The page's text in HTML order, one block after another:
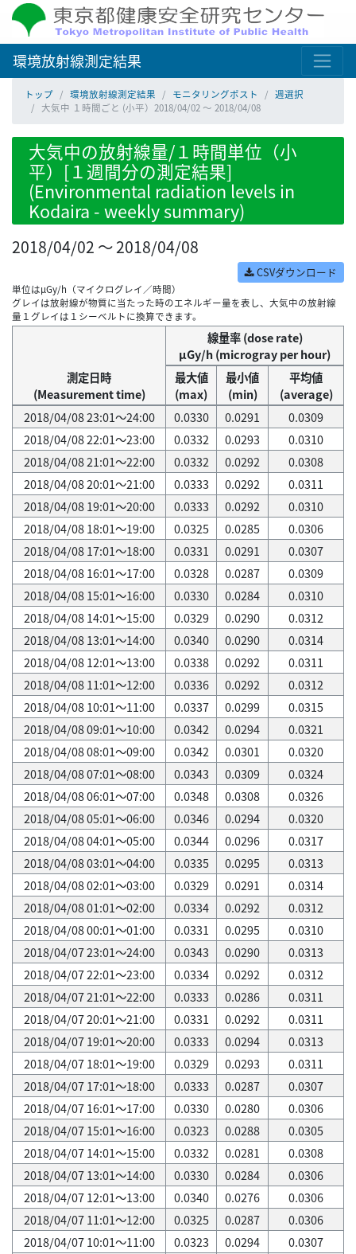
環境放射線測定結果
トップ 環境放射線測定結果 モニタリングポスト
週選択
大気中 １時間ごと (小平）2018/04/02 ～ 2018/04/08
大気中の放射線量/１時間単位（小
平）[１週間分の測定結果]
(Environmental radiation levels in
Kodaira - weekly summary)
2018/04/02 ～ 2018/04/08
CSVダウンロード
単位はμGy/h（マイクログレイ／時間）
グレイは放射線が物質に当たった時のエネルギー量を表し、大気中の放射線
量１グレイは１シーベルトに換算できます。
測定日時
(Measurement time)
線量率 (dose rate)
μGy/h (microgray per hour)
最大値
(max)
最小値
(min)
平均値
(average)
2018/04/08 23:01～24:00
0.0330 0.0291
0.0309
2018/04/08 22:01～23:00
0.0332 0.0293
0.0310
2018/04/08 21:01～22:00
0.0332 0.0292
0.0308
2018/04/08 20:01～21:00
0.0333 0.0292
0.0311
2018/04/08 19:01～20:00
0.0333 0.0292
0.0310
2018/04/08 18:01～19:00
0.0325 0.0285
0.0306
2018/04/08 17:01～18:00
0.0331 0.0291
0.0307
2018/04/08 16:01～17:00
0.0328 0.0287
0.0309
2018/04/08 15:01～16:00
0.0330 0.0284
0.0310
2018/04/08 14:01～15:00
0.0329 0.0290
0.0312
2018/04/08 13:01～14:00
0.0340 0.0290
0.0314
2018/04/08 12:01～13:00
0.0338 0.0292
0.0311
2018/04/08 11:01～12:00
0.0336 0.0292
0.0312
2018/04/08 10:01～11:00
0.0337 0.0299
0.0315
2018/04/08 09:01～10:00
0.0342 0.0294
0.0321
2018/04/08 08:01～09:00
0.0342 0.0301
0.0320
2018/04/08 07:01～08:00
0.0343 0.0309
0.0324
2018/04/08 06:01～07:00
0.0348 0.0308
0.0326
2018/04/08 05:01～06:00
0.0346 0.0294
0.0320
2018/04/08 04:01～05:00
0.0344 0.0296
0.0317
2018/04/08 03:01～04:00
0.0335 0.0295
0.0313
2018/04/08 02:01～03:00
0.0329 0.0291
0.0314
2018/04/08 01:01～02:00
0.0334 0.0292
0.0312
2018/04/08 00:01～01:00
0.0331 0.0295
0.0310
2018/04/07 23:01～24:00
0.0343 0.0290
0.0313
2018/04/07 22:01～23:00
0.0334 0.0292
0.0312
2018/04/07 21:01～22:00
0.0333 0.0286
0.0311
2018/04/07 20:01～21:00
0.0331 0.0292
0.0311
2018/04/07 19:01～20:00
0.0333 0.0294
0.0313
2018/04/07 18:01～19:00
0.0329 0.0293
0.0311
2018/04/07 17:01～18:00
0.0333 0.0287
0.0307
2018/04/07 16:01～17:00
0.0330 0.0280
0.0306
2018/04/07 15:01～16:00
0.0323 0.0288
0.0305
2018/04/07 14:01～15:00
0.0332 0.0281
0.0308
2018/04/07 13:01～14:00
0.0330 0.0284
0.0306
2018/04/07 12:01～13:00
0.0340 0.0276
0.0306
2018/04/07 11:01～12:00
0.0325 0.0287
0.0306
2018/04/07 10:01～11:00
0.0323 0.0294
0.0307